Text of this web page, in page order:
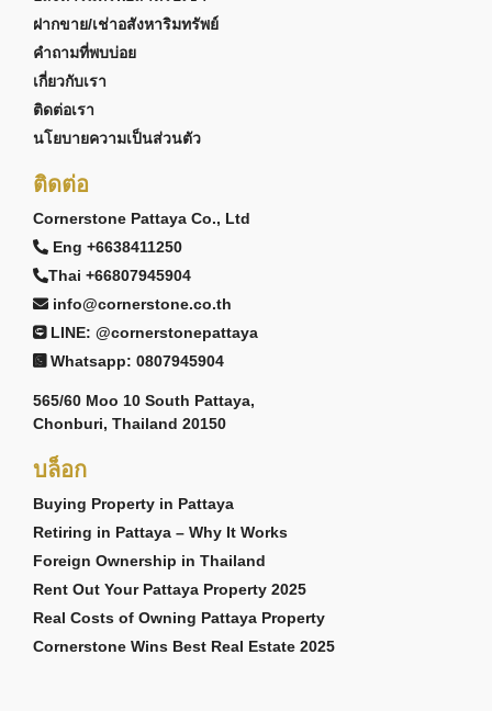
ฝากขาย/เช่าอสังหาริมทรัพย์
คำถามที่พบบ่อย
เกี่ยวกับเรา
ติดต่อเรา
นโยบายความเป็นส่วนตัว
ติดต่อ
Cornerstone Pattaya Co., Ltd
Eng +6638411250
Thai +66807945904
info@cornerstone.co.th
LINE: @cornerstonepattaya
Whatsapp: 0807945904
565/60 Moo 10 South Pattaya,
Chonburi, Thailand 20150
บล็อก
Buying Property in Pattaya
Retiring in Pattaya – Why It Works
Foreign Ownership in Thailand
Rent Out Your Pattaya Property 2025
Real Costs of Owning Pattaya Property
Cornerstone Wins Best Real Estate 2025